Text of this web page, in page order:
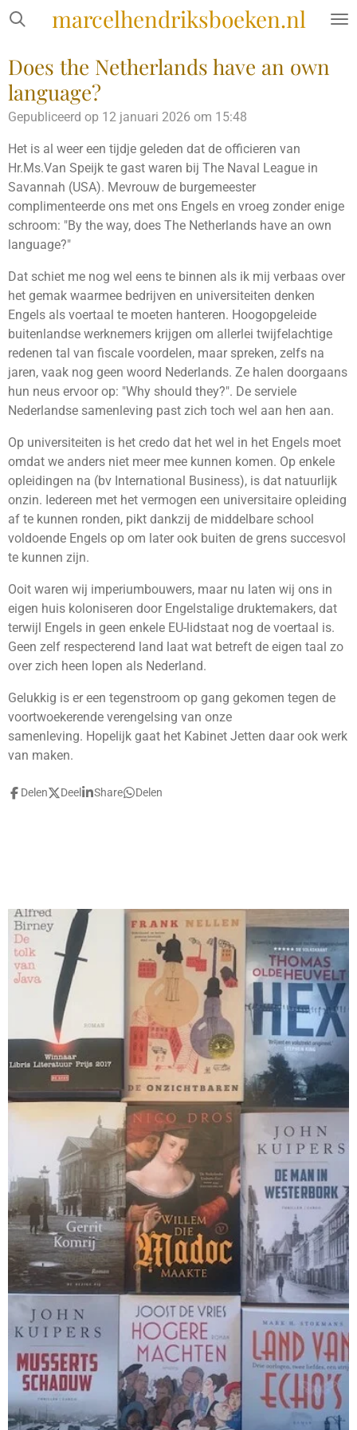
Ga
de
hoofdinhoud
marcelhendriksboeken.nl
Does the Netherlands have an own
language?
Gepubliceerd op 12 januari 2026 om 15:48
Het is al weer een tijdje geleden dat de officieren van
Hr.Ms.Van Speijk te gast waren bij The Naval League in
Savannah (USA). Mevrouw de burgemeester
complimenteerde ons met ons Engels en vroeg zonder enige
schroom: "By the way, does The Netherlands have an own
language?"
Dat schiet me nog wel eens te binnen als ik mij verbaas over
het gemak waarmee bedrijven en universiteiten denken
Engels als voertaal te moeten hanteren. Hoogopgeleide
buitenlandse werknemers krijgen om allerlei twijfelachtige
redenen tal van fiscale voordelen, maar spreken, zelfs na
jaren, vaak nog geen woord Nederlands. Ze halen doorgaans
hun neus ervoor op: "Why should they?". De serviele
Nederlandse samenleving past zich toch wel aan hen aan.
Op universiteiten is het credo dat het wel in het Engels moet
omdat we anders niet meer mee kunnen komen. Op enkele
opleidingen na (bv International Business), is dat natuurlijk
onzin. Iedereen met het vermogen een universitaire opleiding
af te kunnen ronden, pikt dankzij de middelbare school
voldoende Engels op om later ook buiten de grens succesvol
te kunnen zijn.
Ooit waren wij imperiumbouwers, maar nu laten wij ons in
eigen huis koloniseren door Engelstalige druktemakers, dat
terwijl Engels in geen enkele EU-lidstaat nog de voertaal is.
Geen zelf respecterend land laat wat betreft de eigen taal zo
over zich heen lopen als Nederland.
Gelukkig is er een tegenstroom op gang gekomen tegen de
voortwoekerende verengelsing van onze
samenleving. Hopelijk gaat het Kabinet Jetten daar ook werk
van maken.
Delen Deel Share Delen